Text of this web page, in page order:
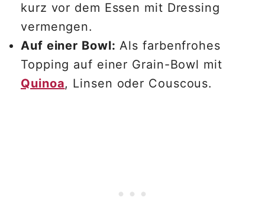
kurz vor dem Essen mit Dressing
vermengen.
Auf einer Bowl: Als farbenfrohes
Topping auf einer Grain-Bowl mit
Quinoa, Linsen oder Couscous.